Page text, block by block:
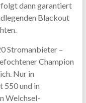
dann garantiert
Blackout
Stromanbieter –
Champion
Nur in
550 und in
Welchsel-